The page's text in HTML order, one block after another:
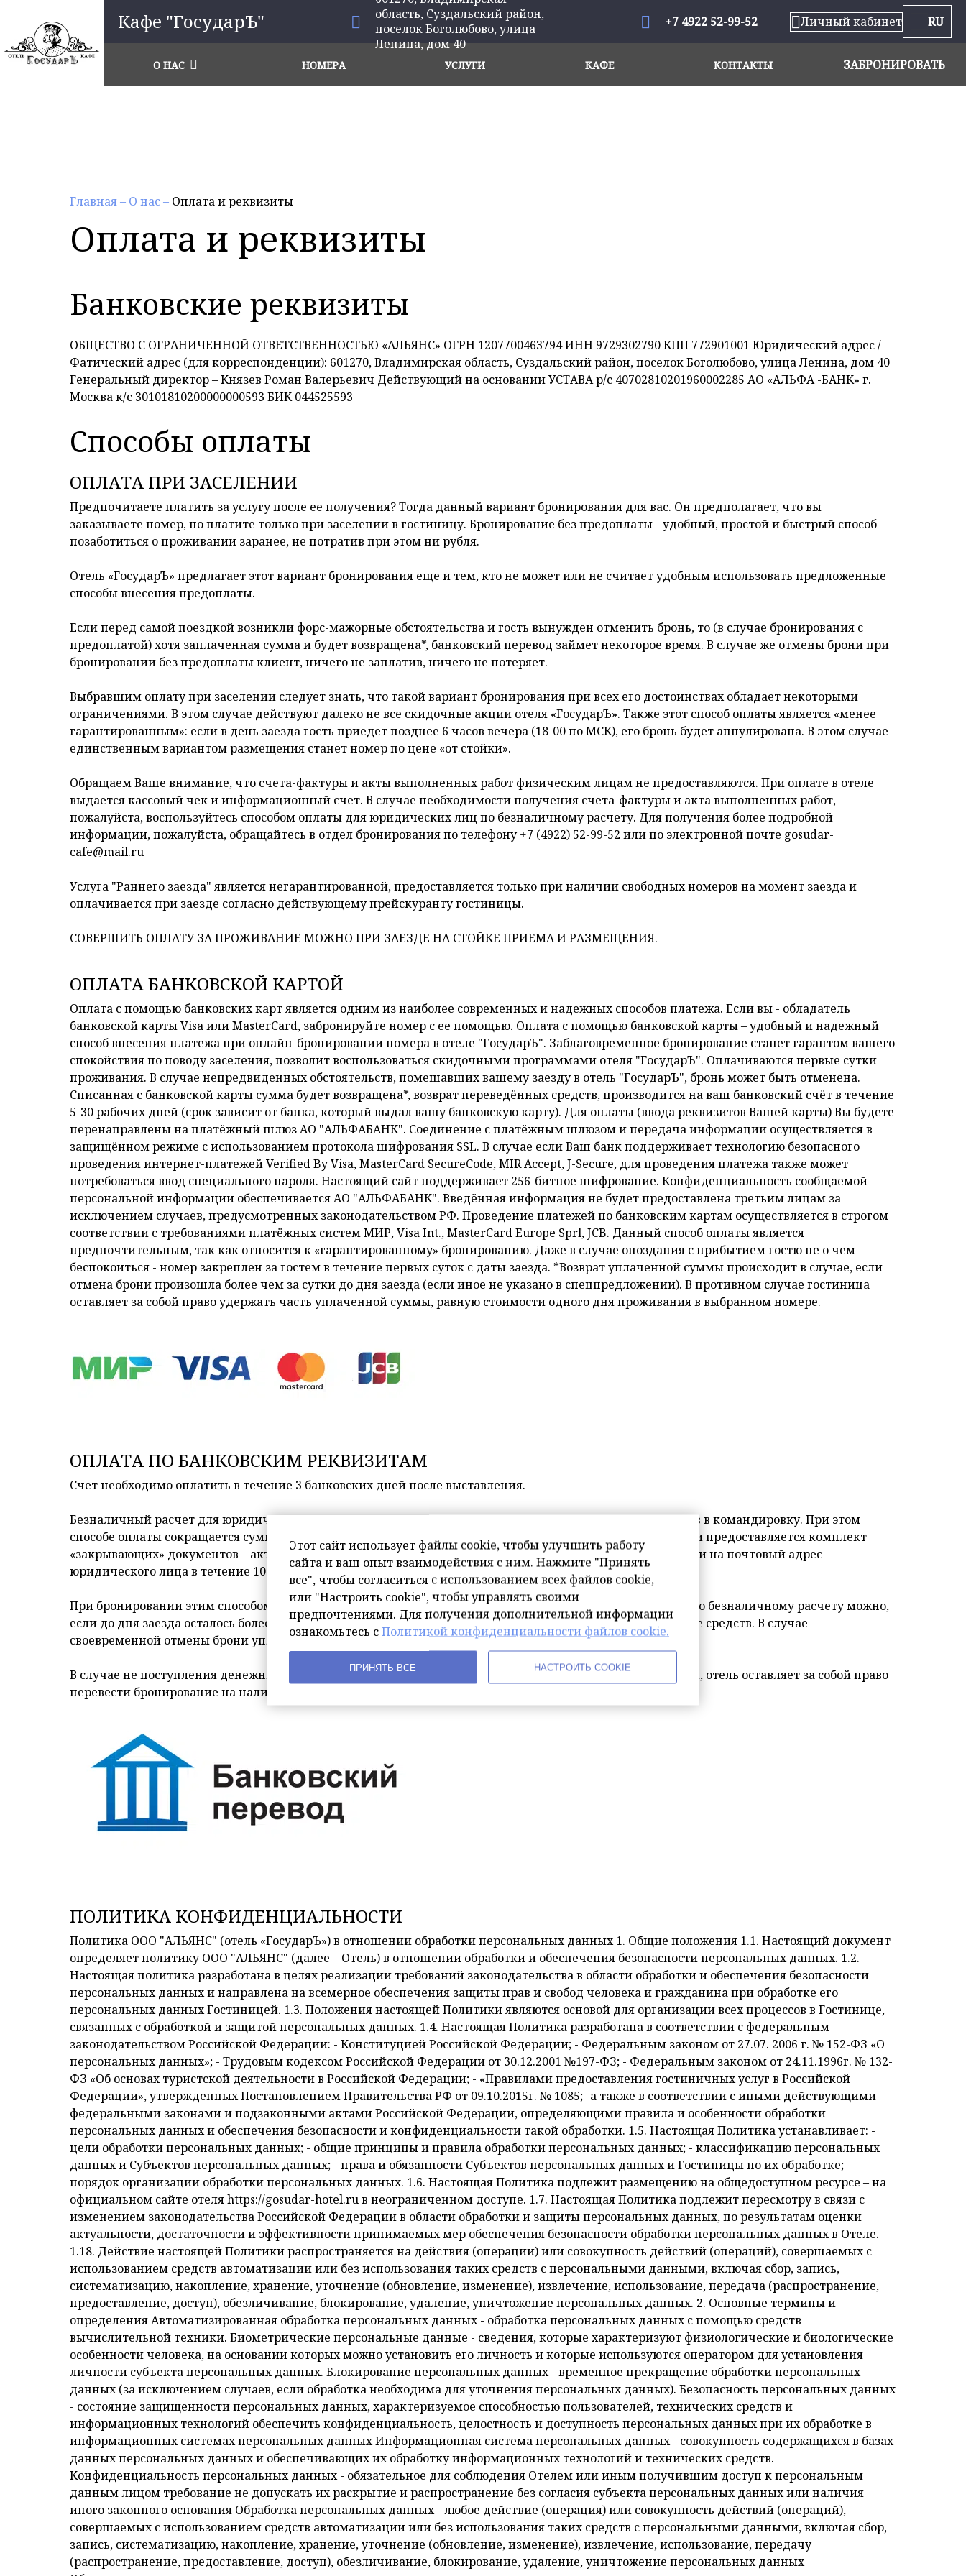
Этот сайт использует файлы cookie, чтобы улучшить работу
сайта и ваш опыт взаимодействия с ним. Нажмите "Принять
все", чтобы согласиться с использованием всех файлов cookie,
или "Настроить cookie", чтобы управлять своими
предпочтениями. Для получения дополнительной информации
ознакомьтесь сПолитикой конфиденциальности файлов cookie.
ПРИНЯТЬ ВСЕ НАСТРОИТЬ COOKIE
Кафе "ГосударЪ"
область, Суздальский район,
поселок Боголюбово, улица
Ленина, дом 40
+7 4922 52-99-52 Личный кабинет RU
О НАС НОМЕРА УСЛУГИ КАФЕ КОНТАКТЫ ЗАБРОНИРОВАТЬ
Главная– О нас– Оплата и реквизиты
Оплата и реквизиты
Банковские реквизиты
ОБЩЕСТВО С ОГРАНИЧЕННОЙ ОТВЕТСТВЕННОСТЬЮ «АЛЬЯНС» ОГРН 1207700463794 ИНН 9729302790 КПП 772901001 Юридический адрес /
Фатический адрес (для корреспонденции): 601270, Владимирская область, Суздальский район, поселок Боголюбово, улица Ленина, дом 40
Генеральный директор – Князев Роман Валерьевич Действующий на основании УСТАВА р/с 40702810201960002285 АО «АЛЬФА -БАНК» г.
Москва к/с 30101810200000000593 БИК 044525593
Способы оплаты
ОПЛАТА ПРИ ЗАСЕЛЕНИИ
Предпочитаете платить за услугу после ее получения? Тогда данный вариант бронирования для вас. Он предполагает, что вы
заказываете номер, но платите только при заселении в гостиницу. Бронирование без предоплаты - удобный, простой и быстрый способ
позаботиться о проживании заранее, не потратив при этом ни рубля.
Отель «ГосударЪ» предлагает этот вариант бронирования еще и тем, кто не может или не считает удобным использовать предложенные
способы внесения предоплаты.
Если перед самой поездкой возникли форс-мажорные обстоятельства и гость вынужден отменить бронь, то (в случае бронирования с
предоплатой) хотя заплаченная сумма и будет возвращена*, банковский перевод займет некоторое время. В случае же отмены брони при
бронировании без предоплаты клиент, ничего не заплатив, ничего не потеряет.
Выбравшим оплату при заселении следует знать, что такой вариант бронирования при всех его достоинствах обладает некоторыми
ограничениями. В этом случае действуют далеко не все скидочные акции отеля «ГосударЪ». Также этот способ оплаты является «менее
гарантированным»: если в день заезда гость приедет позднее 6 часов вечера (18-00 по МСК), его бронь будет аннулирована. В этом случае
единственным вариантом размещения станет номер по цене «от стойки».
Обращаем Ваше внимание, что счета-фактуры и акты выполненных работ физическим лицам не предоставляются. При оплате в отеле
выдается кассовый чек и информационный счет. В случае необходимости получения счета-фактуры и акта выполненных работ,
пожалуйста, воспользуйтесь способом оплаты для юридических лиц по безналичному расчету. Для получения более подробной
информации, пожалуйста, обращайтесь в отдел бронирования по телефону +7 (4922) 52-99-52 или по электронной почте gosudar-
cafe@mail.ru
Услуга "Раннего заезда" является негарантированной, предоставляется только при наличии свободных номеров на момент заезда и
оплачивается при заезде согласно действующему прейскуранту гостиницы.
СОВЕРШИТЬ ОПЛАТУ ЗА ПРОЖИВАНИЕ МОЖНО ПРИ ЗАЕЗДЕ НА СТОЙКЕ ПРИЕМА И РАЗМЕЩЕНИЯ.
ОПЛАТА БАНКОВСКОЙ КАРТОЙ
Оплата с помощью банковских карт является одним из наиболее современных и надежных способов платежа. Если вы - обладатель
банковской карты Visa или MasterCard, забронируйте номер с ее помощью. Оплата с помощью банковской карты – удобный и надежный
способ внесения платежа при онлайн-бронировании номера в отеле "ГосударЪ". Заблаговременное бронирование станет гарантом вашего
спокойствия по поводу заселения, позволит воспользоваться скидочными программами отеля "ГосударЪ". Оплачиваются первые сутки
проживания. В случае непредвиденных обстоятельств, помешавших вашему заезду в отель "ГосударЪ", бронь может быть отменена.
Списанная с банковской карты сумма будет возвращена*, возврат переведённых средств, производится на ваш банковский счёт в течение
5-30 рабочих дней (срок зависит от банка, который выдал вашу банковскую карту). Для оплаты (ввода реквизитов Вашей карты) Вы будете
перенаправлены на платёжный шлюз АО "АЛЬФАБАНК". Соединение с платёжным шлюзом и передача информации осуществляется в
защищённом режиме с использованием протокола шифрования SSL. В случае если Ваш банк поддерживает технологию безопасного
проведения интернет-платежей Verified By Visa, MasterCard SecureCode, MIR Accept, J-Secure, для проведения платежа также может
потребоваться ввод специального пароля. Настоящий сайт поддерживает 256-битное шифрование. Конфиденциальность сообщаемой
персональной информации обеспечивается АО "АЛЬФАБАНК". Введённая информация не будет предоставлена третьим лицам за
исключением случаев, предусмотренных законодательством РФ. Проведение платежей по банковским картам осуществляется в строгом
соответствии с требованиями платёжных систем МИР, Visa Int., MasterCard Europe Sprl, JCB. Данный способ оплаты является
предпочтительным, так как относится к «гарантированному» бронированию. Даже в случае опоздания с прибытием гостю не о чем
беспокоиться - номер закреплен за гостем в течение первых суток с даты заезда. *Возврат уплаченной суммы происходит в случае, если
отмена брони произошла более чем за сутки до дня заезда (если иное не указано в спецпредложении). В противном случае гостиница
оставляет за собой право удержать часть уплаченной суммы, равную стоимости одного дня проживания в выбранном номере.
ОПЛАТА ПО БАНКОВСКИМ РЕКВИЗИТАМ
Счет необходимо оплатить в течение 3 банковских дней после выставления.
Безналичный расчет для юридических лиц предпочтителен для организаций, посылающих сотрудников в командировку. При этом
способе оплаты сокращается сумма наличных денег, выдаваемая командированному. Также организации предоставляется комплект
«закрывающих» документов – акт и счёт-фактура. Закрывающие документы будут высланы почтой России на почтовый адрес
юридического лица в течение 10 дней после дня выезда Гостя из отеля.
При бронировании этим способом оплачивается 100% стоимости проживания. Забронировать с оплатой по безналичному расчету можно,
если до дня заезда осталось более 5 суток. Это ограничение связано с банковской задержкой при переводе средств. В случае
своевременной отмены брони уплаченная сумма будет возвращена*.
В случае не поступления денежных средств на расчетный счет отеля "ГосударЪ" за 3 дня до заезда гостей, отель оставляет за собой право
перевести бронирование на наличный расчет либо аннулировать его.
ПОЛИТИКА КОНФИДЕНЦИАЛЬНОСТИ
Политика ООО "АЛЬЯНС" (отель «ГосударЪ») в отношении обработки персональных данных 1. Общие положения 1.1. Настоящий документ определяет политику ООО "АЛЬЯНС" (далее – Отель) в отношении обработки и обеспечения безопасности персональных данных. ​1.2. Настоящая политика разработана в целях реализации требований законодательства в области обработки и обеспечения безопасности персональных данных и направлена на всемерное обеспечения защиты прав и свобод человека и гражданина при обработке его персональных данных Гостиницей. 1.3. Положения настоящей Политики являются основой для организации всех процессов в Гостинице, связанных с обработкой и защитой персональных данных. 1.4. Настоящая Политика разработана в соответствии с федеральным законодательством Российской Федерации: - Конституцией Российской Федерации; - Федеральным законом от 27.07. 2006 г. № 152-ФЗ «О персональных данных»; - Трудовым кодексом Российской Федерации от 30.12.2001 №197-ФЗ; - Федеральным законом от 24.11.1996г. № 132-ФЗ «Об основах туристской деятельности в Российской Федерации; - «Правилами предоставления гостиничных услуг в Российской Федерации», утвержденных Постановлением Правительства РФ от 09.10.2015г. № 1085; -а также в соответствии с иными действующими федеральными законами и подзаконными актами Российской Федерации, определяющими правила и особенности обработки персональных данных и обеспечения безопасности и конфиденциальности такой обработки. 1.5. Настоящая Политика устанавливает: - цели обработки персональных данных; - общие принципы и правила обработки персональных данных; - классификацию персональных данных и Субъектов персональных данных; - права и обязанности Субъектов персональных данных и Гостиницы по их обработке; - порядок организации обработки персональных данных. 1.6. Настоящая Политика подлежит размещению на общедоступном ресурсе – на официальном сайте отеля https://gosudar-hotel.ru в неограниченном доступе. 1.7. Настоящая Политика подлежит пересмотру в связи с изменением законодательства Российской Федерации в области обработки и защиты персональных данных, по результатам оценки актуальности, достаточности и эффективности принимаемых мер обеспечения безопасности обработки персональных данных в Отеле. 1.18. Действие настоящей Политики распространяется на действия (операции) или совокупность действий (операций), совершаемых с использованием средств автоматизации или без использования таких средств с персональными данными, включая сбор, запись, систематизацию, накопление, хранение, уточнение (обновление, изменение), извлечение, использование, передача (распространение, предоставление, доступ), обезличивание, блокирование, удаление, уничтожение персональных данных. 2. Основные термины и определения Автоматизированная обработка персональных данных - обработка персональных данных с помощью средств вычислительной техники. Биометрические персональные данные - сведения, которые характеризуют физиологические и биологические особенности человека, на основании которых можно установить его личность и которые используются оператором для установления личности субъекта персональных данных. Блокирование персональных данных - временное прекращение обработки персональных данных (за исключением случаев, если обработка необходима для уточнения персональных данных). Безопасность персональных данных - состояние защищенности персональных данных, характеризуемое способностью пользователей, технических средств и информационных технологий обеспечить конфиденциальность, целостность и доступность персональных данных при их обработке в информационных системах персональных данных Информационная система персональных данных - совокупность содержащихся в базах данных персональных данных и обеспечивающих их обработку информационных технологий и технических средств. Конфиденциальность персональных данных - обязательное для соблюдения Отелем или иным получившим доступ к персональным данным лицом требование не допускать их раскрытие и распространение без согласия субъекта персональных данных или наличия иного законного основания Обработка персональных данных - любое действие (операция) или совокупность действий (операций), совершаемых с использованием средств автоматизации или без использования таких средств с персональными данными, включая сбор, запись, систематизацию, накопление, хранение, уточнение (обновление, изменение), извлечение, использование, передачу (распространение, предоставление, доступ), обезличивание, блокирование, удаление, уничтожение персональных данных Общедоступные персональные данные - персональные данные, доступ неограниченного круга лиц к которым предоставлен с согласия субъекта персональных данных или на которые в соответствии с федеральными законами не распространяется требование соблюдения конфиденциальности. Обезличивание персональных данных - действия, в результате которых становится невозможным без использования дополнительной информации определить принадлежность персональных данных конкретному субъекту персональных данных Оператор - государственный орган, муниципальный орган, юридическое или физическое лицо, самостоятельно или совместно с другими лицами организующие и (или) осуществляющие обработку персональных данных, а также определяющие цели обработки персональных данных, состав персональных данных, подлежащих обработке, действия (операции), совершаемые с персональными данными. Предоставление персональных данных - действия, направленные на раскрытие персональных данных определенному лицу или определенному кругу лиц Персональные данные - любая информация, относящаяся к прямо или косвенно определенному или определяемому физическому лицу (субъекту персональных данных). Специальные категории персональных данных - персональные данные, касающиеся расовой, национальной принадлежности, политических взглядов, религиозных или философских убеждений, состояния здоровья и интимной жизни субъекта персональных данных Субъект персональных данных - физическое лицо, которое прямо или косвенно определено или определяемо с помощью данных. Уничтожение персональных данных - действия, в результате которых становится невозможным восстановить содержание персональных данных в информационной системе персональных данных и (или) в результате которых уничтожаются материальные носители персональных данных. 3. Цели обработки персональных данных 3.1. Отель осуществляет обработку персональных данных в целях: - оказания гостиничных и/или дополнительных услуг в отеле «ГосударЪ» в соответствии с Правилами предоставления гостиничных услуг в отеле «ГосударЪ», размещенных на официальном сайте Отеля https://gosudar-hotel.ru, гражданским законодательством Российской Федерации и присвоенной Отелю категорией. -предоставления Субъекту персональных данных подтверждения бронирования номера/номеров в Отеле «ГосударЪ»; -заключения с Субъектом персональных данных договоров на оказание гостиничных и дополнительных услуг в Отеле «ГосударЪ» и их дальнейшего исполнения; ​-организации и ведением кадрового делопроизводства в Отеле; - привлечения и отбора кандидатов на работу в Отеле; -формирования статистической отчетности, в том числе для предоставления контролирующим органам государственной власти Российской Федерации; - предоставления Субъекту персональных данных информации об оказываемых услугах, о текущих маркетинговых акциях и новых услугах; - а также в других целей, достижение которых не запрещено федеральным законодательством, международными договорами Российской Федерации 4. Классификация персональных данных и категории Субъектов, персональные данные, которые обрабатываются в Отеле 4.1. К персональным данным относится любая информация, относящаяся к прямо или косвенно определенному или определяемому физическому лицу (субъекту персональных данных), обрабатываемая Отелем для достижения указанных целей. 4.2. Гостиница не осуществляет обработку специальных категорий персональных данных, касающихся расовой, национальной принадлежности, политических взглядов, религиозных и философских убеждений, если иное не установлено законодательством Российской Федерации. 4.3. Отель осуществляет обработку персональных данных следующих категорий Субъектов персональных данных: - физические лица, являющиеся сотрудниками Отеля; - физические лица, являющиеся кандидатами на должности сотрудников Отеля; - физические лица, выполняющие работы и оказывающие услуги по заключенным с Отелем договорам гражданско-правового характера; - физические лица, являющиеся клиентами Отеля (гостями) и/или на законных основаниях, представляющие интересы клиентов Гостиницы, или намеревающиеся стать таковыми; - физические лица, приобретающие или намеревающиеся приобрести услуги третьих лиц при посредничестве Отеля при условии, что их персональные данные включены в автоматизированные системы Отеля в связи с оказанием им Отелем гостиничных и/или дополнительных услуг; -иные физические лица, выразившие согласие на обработку Отелем их персональных данных или обработка персональных данных которых необходима Отелю для выполнения обязанностей, исполнения функций или полномочий, возложенных и/или предусмотренных международным договором Российской Федерации или законом Российской Федерации. 5. Основные принципы обработки персональных данных 5.1. Обработка персональных данных в Отеле осуществляется на основе следующих принципов: -законности целей и способов обработки персональных данных; -соответствия целей обработки персональных данных целям, заранее определенным и заявленным при сборе персональных данных; -соответствия состава и объема обрабатываемых персональных, а также способов обработки персональных данных заявленным целям обработки; -достоверности персональных данных, их достаточности для целей обработки, -недопустимости обработки персональных данных, избыточных по отношению к целям, заявленным при сборе персональных данных; -недопустимости обработки персональных данных, несовместимых с целями сбора персональных данных; - недопустимости объединения баз данных, содержащих персональные данные, обработка которых осуществ